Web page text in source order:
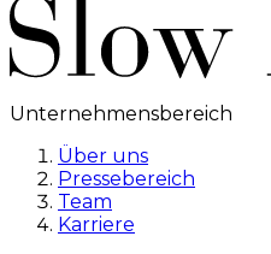
Unternehmensbereich
Über uns
Pressebereich
Team
Karriere